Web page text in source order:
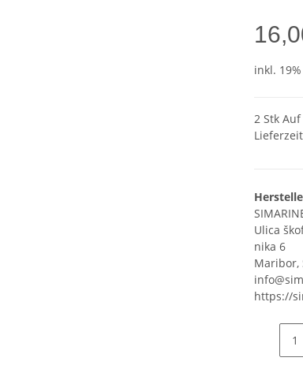
inkl.
2 Stk
Ulica
nika 6
Maribor,
https://